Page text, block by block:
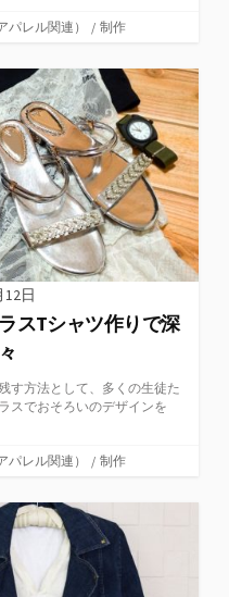
パレル関連） / 制作
12日
スTシャツ作りで深
す方法として、多くの生徒た
スでおそろいのデザインを
パレル関連） / 制作